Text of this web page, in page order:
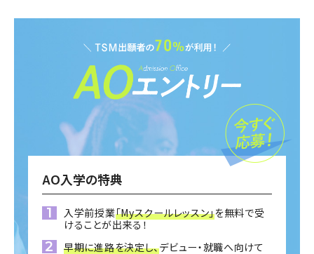
AO入学の特典
入学前授業「Myスクールレッスン」を無料で受
けることが出来る！
早期に進路を決定し、デビュー・就職へ向けて